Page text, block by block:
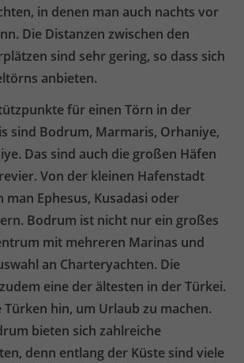
in denen man auch nachts vor
Die Distanzen zwischen den
sind sehr gering, so dass sich
anbieten.
für einen Törn in der
sind Bodrum, Marmaris, Orhaniye,
Das sind auch die großen Häfen
Von der kleinen Hafenstadt
man Ephesus, Kusadasi oder
Bodrum ist nicht nur ein großes
mit mehreren Marinas und
an Charteryachten. Die
eine der ältesten in der Türkei.
Türken hin, um Urlaub zu machen.
bieten sich zahlreiche
denn entlang der Küste sind viele